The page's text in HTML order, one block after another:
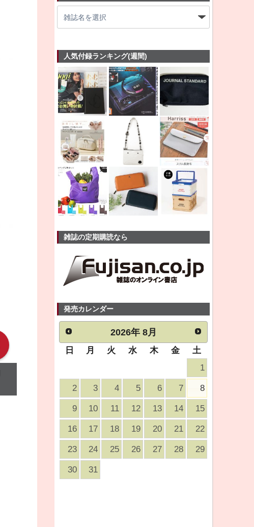
人気付録ランキング(週間)
雑誌の定期購読なら
発売カレンダー
2026年 8月
日 月 火 水 木 金
土
1
2 3 4 5 6 7 8
9 10 11 12 13 14 15
16 17 18 19 20 21 22
23 24 25 26 27 28 29
30 31